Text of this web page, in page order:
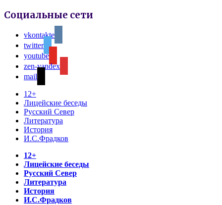
Социальные сети
vkontakte
twitter
youtube
zen-yandex
mail
12+
Лицейские беседы
Русский Север
Литература
История
И.С.Фрадков
12+
Лицейские беседы
Русский Север
Литература
История
И.С.Фрадков